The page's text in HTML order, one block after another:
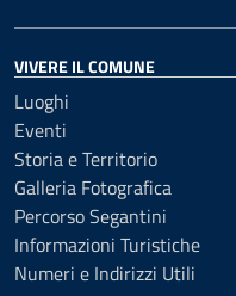
VIVERE IL COMUNE
Luoghi
Eventi
Storia e Territorio
Galleria Fotografica
Percorso Segantini
Informazioni Turistiche
Numeri e Indirizzi Utili